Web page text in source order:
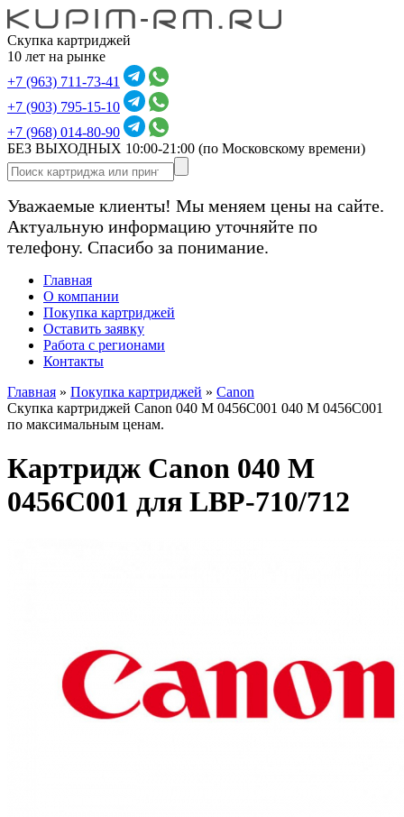
Скупка картриджей
10 лет на рынке
+7 (963) 711-73-41
+7 (903) 795-15-10
+7 (968) 014-80-90
БЕЗ ВЫХОДНЫХ 10:00-21:00 (по Московскому времени)
Уважаемые клиенты! Мы меняем цены на сайте.
Актуальную информацию уточняйте по
телефону. Спасибо за понимание.
Главная
О компании
Покупка картриджей
Оставить заявку
Работа с регионами
Контакты
Главная » Покупка картриджей » Canon
Скупка картриджей Canon 040 M 0456C001 040 M 0456C001
по максимальным ценам.
Картридж Canon 040 M
0456C001 для LBP-710/712